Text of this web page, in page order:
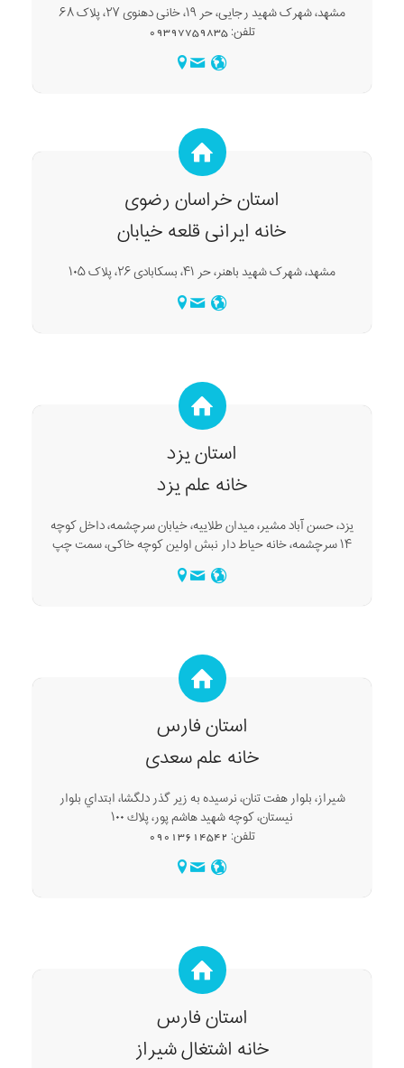
مشهد، شهرک شهید رجایی، حر ۱۹، خانی دهنوی ۲۷، پلاک ۶۸
تلفن: 09397759835
استان خراسان رضوی
خانه ایرانی قلعه خیابان
مشهد، شهرک شهید باهنر، حر ۴۱، بسکابادی ۲۶، پلاک ۱۰۵
استان یزد
خانه علم یزد
یزد، حسن آباد مشیر، میدان طلاییه، خیابان سرچشمه، داخل کوچه
۱۴ سرچشمه، خانه حیاط دار نبش اولین کوچه خاکی، سمت چپ
استان فارس
خانه علم سعدی
شیراز، بلوار هفت تنان، نرسيده به زير گذر دلگشا، ابتداي بلوار
نيستان، كوچه شهيد هاشم پور، پلاك ۱۰۰
تلفن: 09013614542
استان فارس
خانه اشتغال شیراز